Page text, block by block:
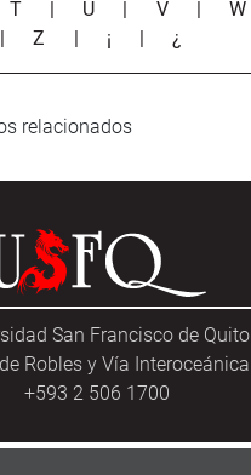
T | U | V |W
|Z | ¡ |¿
relacionados
San Francisco de Quito
Robles y Vía Interoceánica
+593 2 506 1700